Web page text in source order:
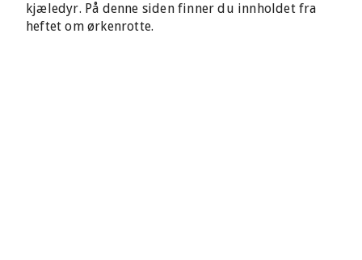
kjæledyr. På denne siden finner du innholdet fra
heftet om ørkenrotte.